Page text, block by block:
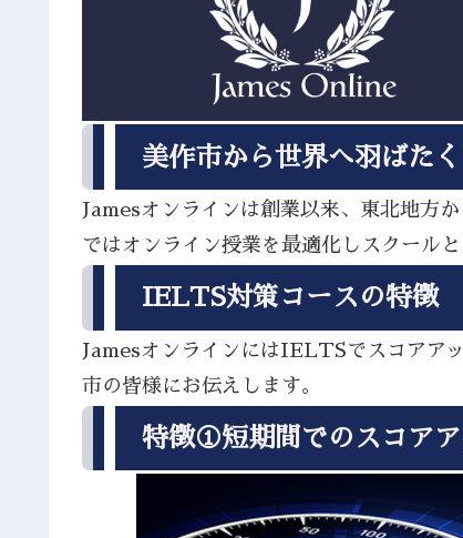
美作市から世界へ羽ばた
Jamesオンラインは創業以来、東北地方
ではオンライン授業を最適化しスクール
IELTS対策コースの特徴
JamesオンラインにはIELTSでスコアア
市の皆様にお伝えします。
特徴①短期間でのスコア